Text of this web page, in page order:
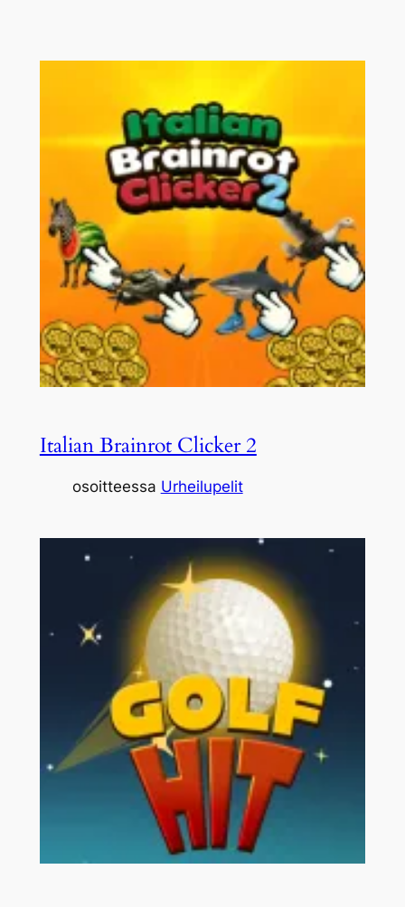
Italian Brainrot Clicker 2
osoitteessa Urheilupelit